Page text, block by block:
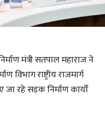
मंत्री सतपाल महाराज ने
राष्ट्रीय राजमार्ग
जा रहे सड़क निर्माण कार्यों